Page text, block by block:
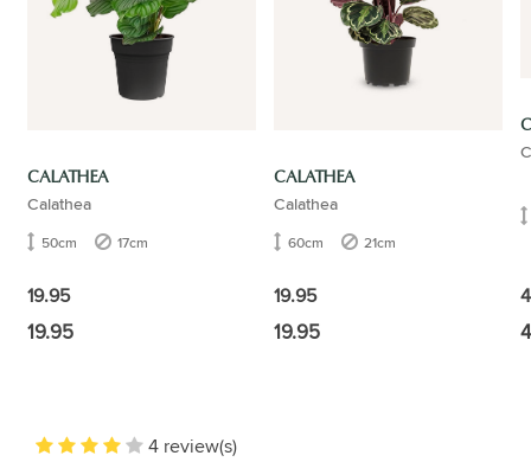
CALATHEA
Calathea
50cm 17cm
19.95
19.95
CALATHEA
Calathea
60cm 21cm
19.95
19.95
4 review(s)